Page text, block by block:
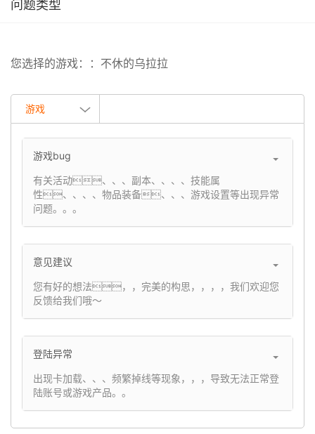
问题类型
您选择的游戏：：不休的乌拉拉
游戏
游戏bug
有关活动、、、副本、、、、技能属
性、、、、物品装备、、、游戏设置等出现异常
问题。。。
意见建议
您有好的想法，，完美的构思，，，，我们欢迎您
反馈给我们哦～
登陆异常
出现卡加载、、、频繁掉线等现象，，，导致无法正常登
陆账号或游戏产品。。